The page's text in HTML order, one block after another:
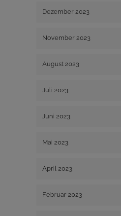
Dezember 2023
November 2023
August 2023
Juli 2023
Juni 2023
Mai 2023
April 2023
Februar 2023